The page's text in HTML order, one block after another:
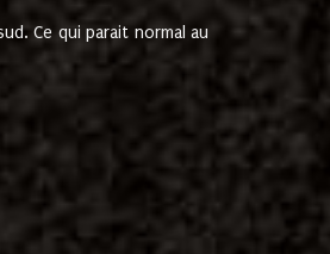
Ce qui parait normal au